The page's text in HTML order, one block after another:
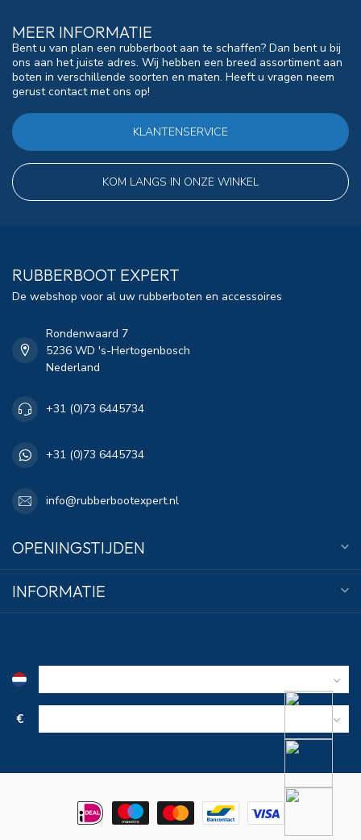
MEER INFORMATIE
Bent u van plan een rubberboot aan te schaffen? Dan bent u bij
ons aan het juiste adres. Wij hebben een breed assortiment aan
boten in verschillende soorten en maten. Heeft u vragen neem
gerust contact met ons op!
KLANTENSERVICE
KOM LANGS IN ONZE WINKEL
RUBBERBOOT EXPERT
De webshop voor al uw rubberboten en accessoires
Rondenwaard 7
5236 WD 's-Hertogenbosch
Nederland
+31 (0)73 6445734
+31 (0)73 6445734
info@rubberbootexpert.nl
OPENINGSTIJDEN
INFORMATIE
€